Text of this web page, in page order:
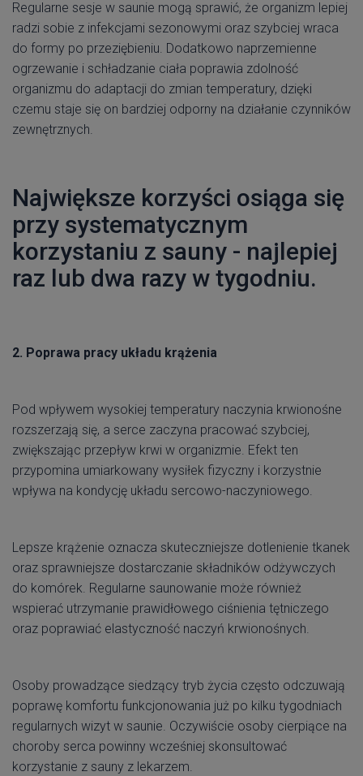
Regularne sesje w saunie mogą sprawić, że organizm lepiej
radzi sobie z infekcjami sezonowymi oraz szybciej wraca
do formy po przeziębieniu. Dodatkowo naprzemienne
ogrzewanie i schładzanie ciała poprawia zdolność
organizmu do adaptacji do zmian temperatury, dzięki
czemu staje się on bardziej odporny na działanie czynników
zewnętrznych.
Największe korzyści osiąga się
przy systematycznym
korzystaniu z sauny - najlepiej
raz lub dwa razy w tygodniu.
2. Poprawa pracy układu krążenia
Pod wpływem wysokiej temperatury naczynia krwionośne
rozszerzają się, a serce zaczyna pracować szybciej,
zwiększając przepływ krwi w organizmie. Efekt ten
przypomina umiarkowany wysiłek fizyczny i korzystnie
wpływa na kondycję układu sercowo-naczyniowego.
Lepsze krążenie oznacza skuteczniejsze dotlenienie tkanek
oraz sprawniejsze dostarczanie składników odżywczych
do komórek. Regularne saunowanie może również
wspierać utrzymanie prawidłowego ciśnienia tętniczego
oraz poprawiać elastyczność naczyń krwionośnych.
Osoby prowadzące siedzący tryb życia często odczuwają
poprawę komfortu funkcjonowania już po kilku tygodniach
regularnych wizyt w saunie. Oczywiście osoby cierpiące na
choroby serca powinny wcześniej skonsultować
korzystanie z sauny z lekarzem.